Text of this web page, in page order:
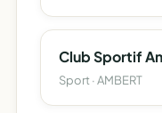
Sport · AMBERT